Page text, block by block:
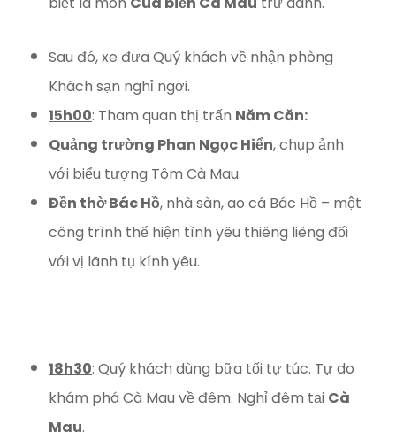
Sau đó, xe đưa Quý khách về nhận phòng
Khách sạn nghỉ ngơi.
15h00: Tham quan thị trấn Năm Căn:
Quảng trường Phan Ngọc Hiển, chụp ảnh
với biểu tượng Tôm Cà Mau.
Đền thờ Bác Hồ, nhà sàn, ao cá Bác Hồ – một
công trình thể hiện tình yêu thiêng liêng đối
với vị lãnh tụ kính yêu.
18h30: Quý khách dùng bữa tối tự túc. Tự do
khám phá Cà Mau về đêm. Nghỉ đêm tại Cà
Mau.